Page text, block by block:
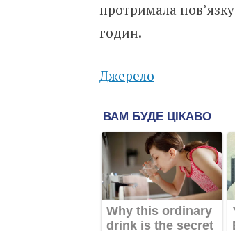
протримала
годин.
Джерело